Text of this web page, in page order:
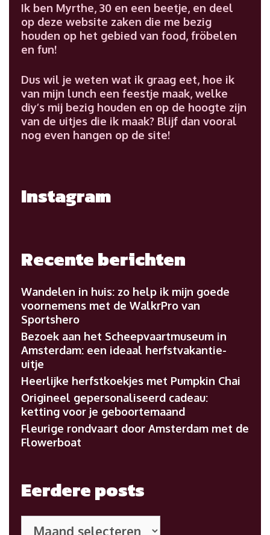
Ik ben Myrthe, 30 en een beetje, en deel
op deze website zaken die me bezig
houden op het gebied van food, fröbelen
en fun!
Dus wil je weten wat ik graag eet, hoe ik
van mijn lunch een feestje maak, welke
diy’s mij bezig houden en op de hoogte zijn
van de uitjes die ik maak? Blijf dan vooral
nog even hangen op de site!
Instagram
Recente berichten
Wandelen in huis: zo help ik mijn goede
voornemens met de WalkrPro van
Sportshero
Bezoek aan het Scheepvaartmuseum in
Amsterdam: een ideaal herfstvakantie-
uitje
Heerlijke herfstkoekjes met Pumpkin Chai
Origineel gepersonaliseerd cadeau:
ketting voor je geboortemaand
Fleurige rondvaart door Amsterdam met de
Flowerboat
Eerdere posts